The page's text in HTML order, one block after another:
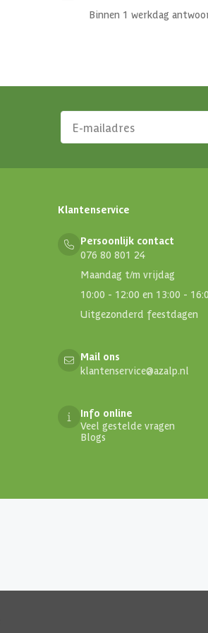
Binnen 1 werkdag
Klantenservice
Persoonlijk contact
076 80 801 24
Maandag t/m vrijdag
10:00 - 12:00 en 13:00 -
Uitgezonderd feestdagen
Mail ons
klantenservice@azalp.nl
Info online
Veel gestelde vragen
Blogs